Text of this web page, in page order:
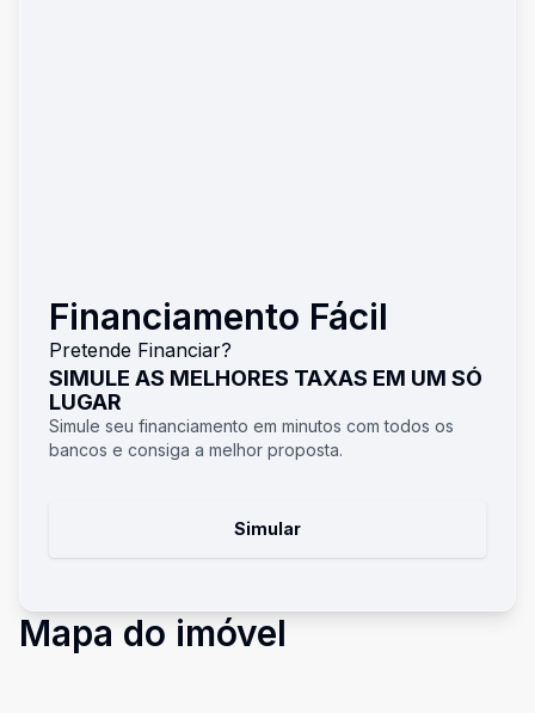
Financiamento Fácil
Pretende Financiar?
SIMULE AS MELHORES TAXAS EM UM SÓ
LUGAR
Simule seu financiamento em minutos com todos os
bancos e consiga a melhor proposta.
Simular
Mapa do imóvel